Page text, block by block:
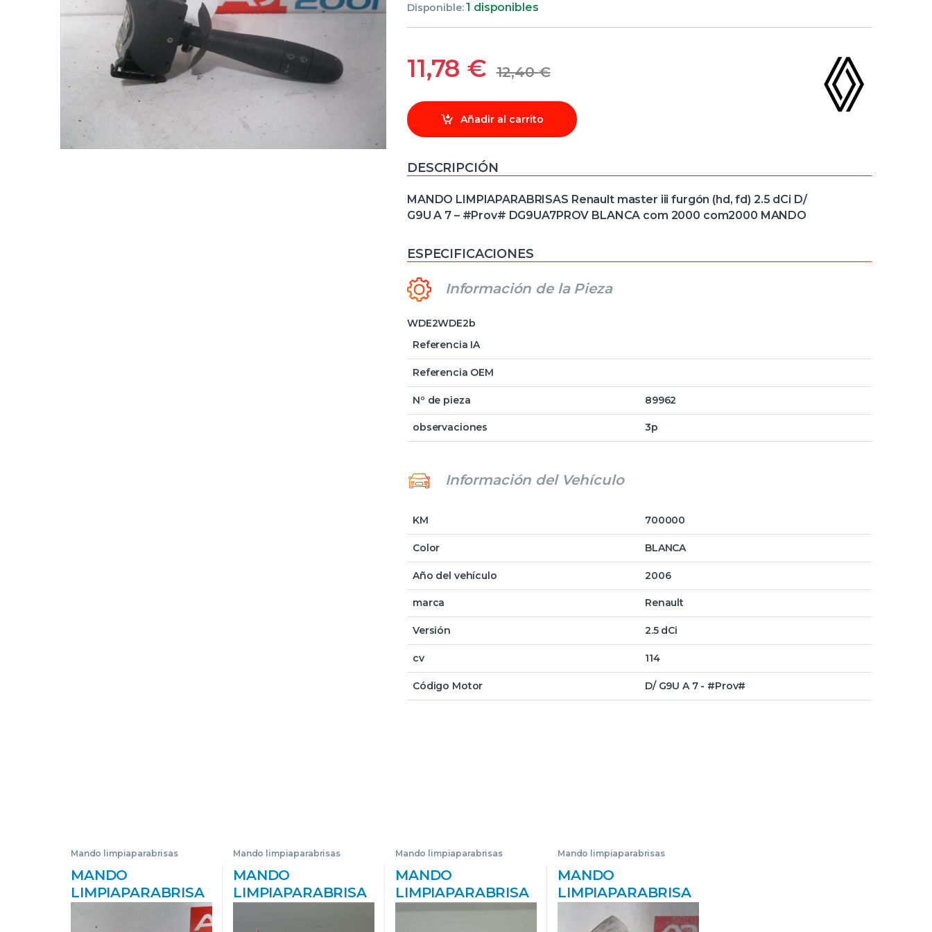
Disponible:1 disponibles
11,78 € 12,40€
Añadir al carrito
DESCRIPCIÓN
MANDO LIMPIAPARABRISAS Renault master iii furgón (hd, fd) 2.5 dCi D/
G9U A 7 – #Prov# DG9UA7PROV BLANCA com 2000 com2000 MANDO
ESPECIFICACIONES
Información de la Pieza
WDE2WDE2b
Referencia IA
Referencia OEM
Nº de pieza 89962
observaciones 3p
Información del Vehículo
KM 700000
Color BLANCA
Año del vehículo 2006
marca Renault
Versión 2.5 dCi
cv 114
Código Motor D/ G9U A 7 - #Prov#
Mando limpiaparabrisas
MANDO
LIMPIAPARABRISA
KOLEOS I (2008->)
Mando limpiaparabrisas
MANDO
LIMPIAPARABRISA
LAGUNA II (BG0)
Mando limpiaparabrisas
MANDO
LIMPIAPARABRISA
S RENAULT
Mando limpiaparabrisas
MANDO
LIMPIAPARABRISA
ESPACE IV (JK0)